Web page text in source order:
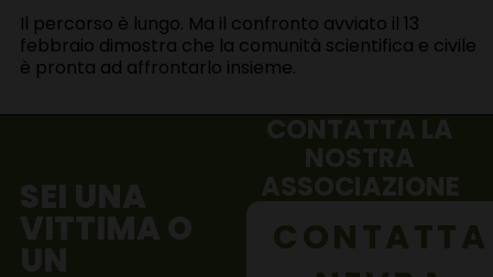
Il percorso è lungo. Ma il confronto avviato il 13
febbraio dimostra che la comunità scientifica e civile
è pronta ad affrontarlo insieme.
SEI UNA
VITTIMA O
UN
CONTATTA LA
NOSTRA
ASSOCIAZIONE
CONTATTA